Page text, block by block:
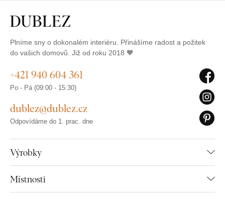
Plníme sny o dokonalém interiéru. Přinášíme radost a požitek
do vašich domovů. Již od roku 2018 🧡
Výrobky
Místnosti
+421 940 604 361
Po - Pá (09:00 - 15:30)
dublez@dublez.cz
Odpovídáme do 1. prac. dne